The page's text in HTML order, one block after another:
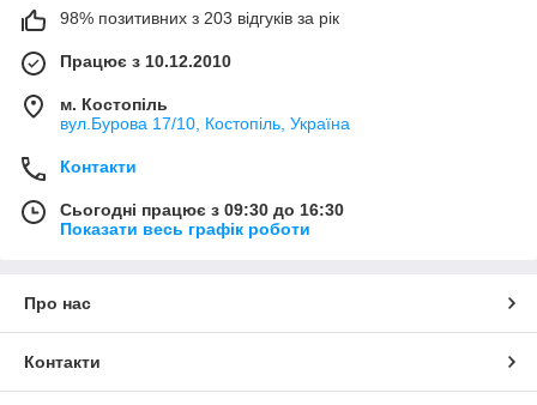
98% позитивних з 203 відгуків за рік
Працює з 10.12.2010
м. Костопіль
вул.Бурова 17/10, Костопіль, Україна
Контакти
Сьогодні працює з 09:30 до 16:30
Показати весь графік роботи
Про нас
Контакти